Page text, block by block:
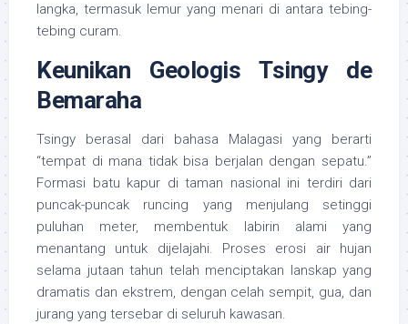
langka, termasuk lemur yang menari di antara tebing-
tebing curam.
Keunikan Geologis Tsingy de
Bemaraha
Tsingy berasal dari bahasa Malagasi yang berarti
“tempat di mana tidak bisa berjalan dengan sepatu.”
Formasi batu kapur di taman nasional ini terdiri dari
puncak-puncak runcing yang menjulang setinggi
puluhan meter, membentuk labirin alami yang
menantang untuk dijelajahi. Proses erosi air hujan
selama jutaan tahun telah menciptakan lanskap yang
dramatis dan ekstrem, dengan celah sempit, gua, dan
jurang yang tersebar di seluruh kawasan.